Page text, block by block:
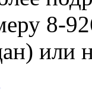
8-
или